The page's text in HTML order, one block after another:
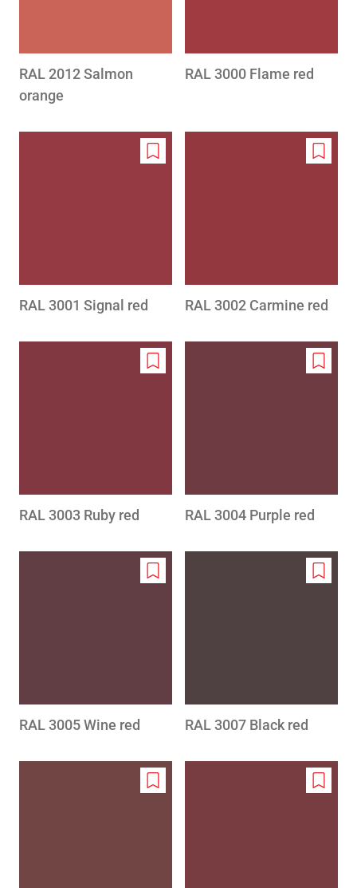
RAL 2012 Salmon
orange
RAL 3000 Flame red
Add
RAL 3001 Signal red
Add
RAL 3002 Carmine red
Add
RAL 3003 Ruby red
Add
RAL 3004 Purple red
Add
RAL 3005 Wine red
Add
RAL 3007 Black red
Add
Add